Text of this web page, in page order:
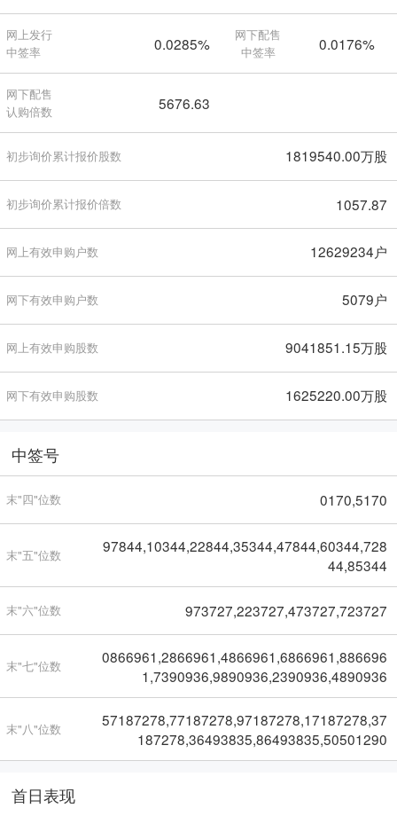
网上发行
中签率
0.0285%
网下配售
中签率
0.0176%
网下配售
认购倍数
5676.63
初步询价累计报价股数 1819540.00万股
初步询价累计报价倍数 1057.87
网上有效申购户数 12629234户
网下有效申购户数 5079户
网上有效申购股数 9041851.15万股
网下有效申购股数 1625220.00万股
中签号
末"四"位数 0170,5170
末"五"位数
97844,10344,22844,35344,47844,60344,728
44,85344
末"六"位数 973727,223727,473727,723727
末"七"位数
0866961,2866961,4866961,6866961,886696
1,7390936,9890936,2390936,4890936
末"八"位数
57187278,77187278,97187278,17187278,37
187278,36493835,86493835,50501290
首日表现